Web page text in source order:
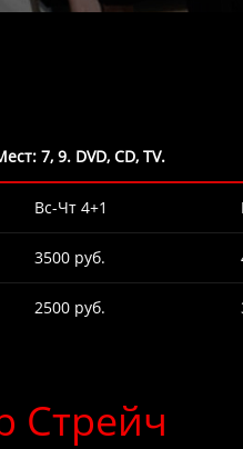
7, 9. DVD, CD, TV.
Вс-Чт 4+1
3500 руб.
2500 руб.
Стрейч